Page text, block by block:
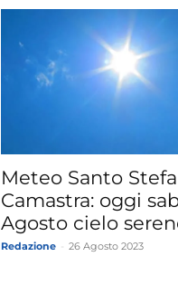
Meteo Santo
Camastra: oggi
Agosto cielo
Redazione 26 Agosto 2023